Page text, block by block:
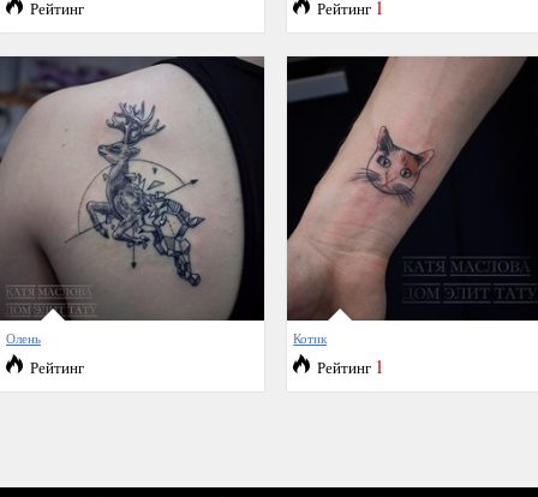
Рейтинг Рейтинг 1
Олень
Рейтинг
Котик
Рейтинг 1